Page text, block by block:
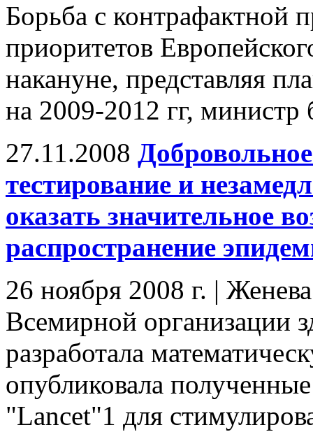
Борьба с контрафактной
приоритетов
накануне, представляя
на 2009-2012 гг,
27.11.2008
тестирование и
оказать значительное
распространение
26 ноября 2008 г. |
Всемирной организации
разработала
опубликовала
"Lancet"1 для